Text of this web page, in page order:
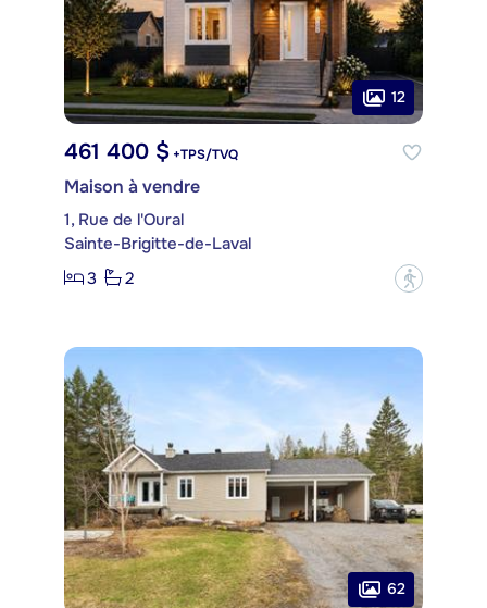
12
461 400 $ +TPS/TVQ
Maison à vendre
1, Rue de l'Oural
Sainte-Brigitte-de-Laval
3
2 ?
62